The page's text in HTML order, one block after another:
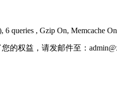
6 queries , Gzip On, Memcache
的权益，请发邮件至：